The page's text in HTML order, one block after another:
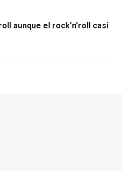
aunque el rock’n’roll casi